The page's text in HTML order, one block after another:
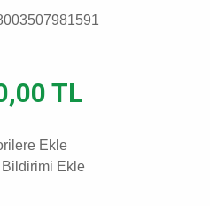
TL
Ekle
Ekle